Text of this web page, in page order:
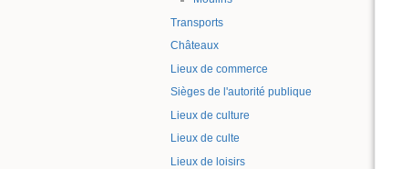
Transports
Châteaux
Lieux de commerce
Sièges de l'autorité publique
Lieux de culture
Lieux de culte
Lieux de loisirs